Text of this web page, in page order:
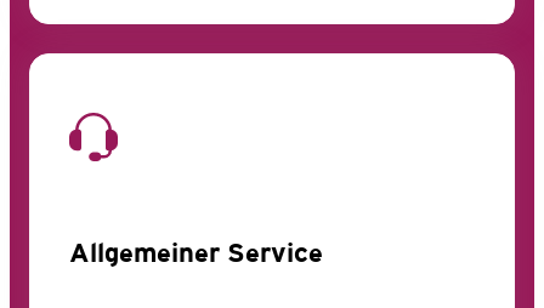
Allgemeiner Service